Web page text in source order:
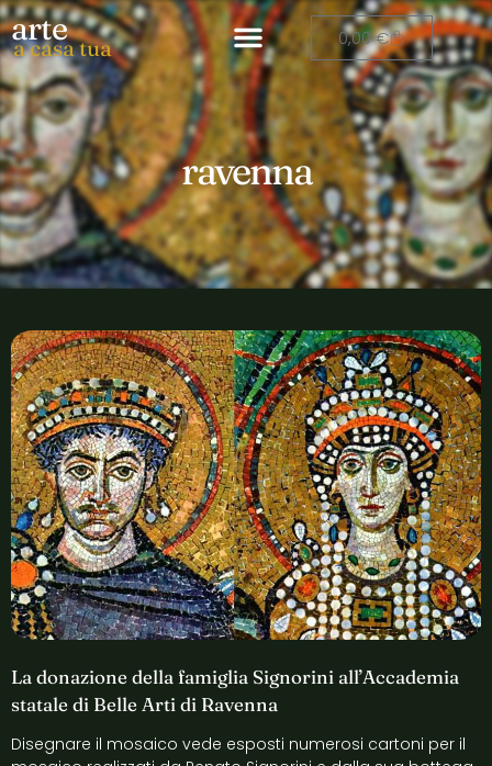
arte
a casa tua 0,00€
ravenna
La donazione della famiglia Signorini all’Accademia
statale di Belle Arti di Ravenna
Disegnare il mosaico vede esposti numerosi cartoni per il